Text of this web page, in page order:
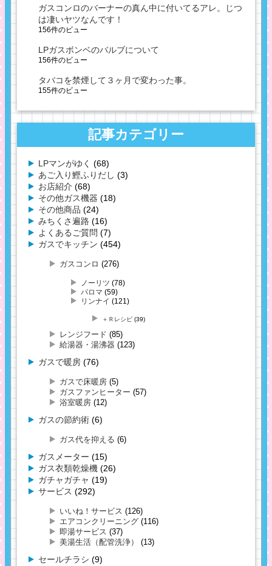
ガスコンロのバーナーの真ん中に付いてるアレ。じつ
は凄いヤツなんです！
156件のビュー
LPガスボンベのバルブについて
156件のビュー
タバコを禁煙して３ヶ月で変わった事。
155件のビュー
記事カテゴリー
LPマンがゆく (68)
あご入り鰹ふりだし (3)
お店紹介 (68)
その他ガス機器 (18)
その他商品 (24)
みちくさ遍路 (16)
よくあるご質問 (7)
ガスでキッチン (454)
ガスコンロ (276)
ノーリツ (78)
パロマ (59)
リンナイ (121)
＋Ｒレシピ (39)
レンジフード (85)
給湯器・湯沸器 (123)
ガスで暖房 (76)
ガスで床暖房 (5)
ガスファンヒーター (57)
浴室暖房 (12)
ガスの節約術 (6)
ガス代を抑える (6)
ガスメーター (15)
ガス衣類乾燥機 (26)
ガチャガチャ (19)
サービス (292)
いいね！サービス (126)
エアコンクリーニング (116)
即湯サービス (37)
美湯生活（配管洗浄）
(13)
セールチラシ (9)